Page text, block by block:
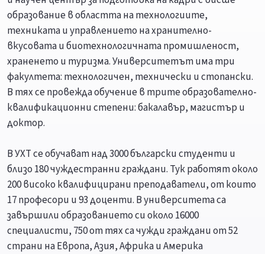
образование в областта на технологиите,
техниката и управлението на хранително-
вкусовата и биотехнологичната промишленост,
храненето и туризма. Университетът има три
факултета: технологичен, технически и стопански.
В тях се провежда обучение в трите образователно-
квалификационни степени: бакалавър, магистър и
доктор.
В УХТ се обучават над 3000 български студенти и
близо 180 чуждестранни граждани. Тук работят около
200 високо квалифицирани преподаватели, от които
17 професори и 93 доценти. В университета са
завършили образованието си около 16000
специалисти, 750 от тях са чужди граждани от 52
страни на Европа, Азия, Африка и Америка